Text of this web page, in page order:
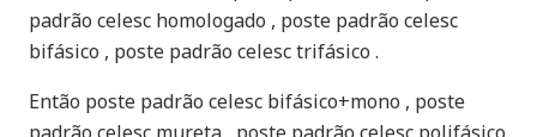
padrão celesc homologado , poste padrão celesc
bifásico , poste padrão celesc trifásico .
Então poste padrão celesc bifásico+mono , poste
padrão celesc mureta , poste padrão celesc polifásico